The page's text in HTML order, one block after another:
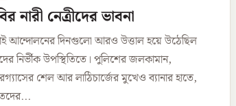
নারী নেত্রীদের ভাবনা
আন্দোলনের দিনগুলো আরও উত্তাল হয়ে উঠেছিল
নির্ভীক উপস্থিতিতে। পুলিশের জলকামান,
শেল আর লাঠিচার্জের মুখেও ব্যানার হাতে,